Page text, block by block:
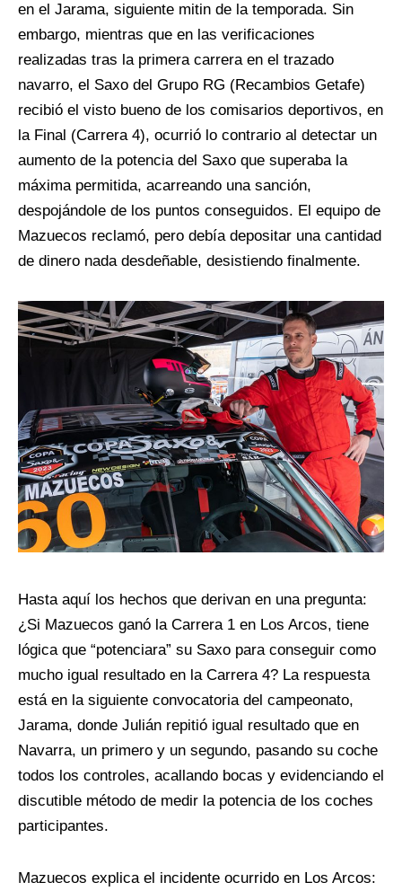
en el Jarama, siguiente mitin de la temporada. Sin
embargo, mientras que en las verificaciones
realizadas tras la primera carrera en el trazado
navarro, el Saxo del Grupo RG (Recambios Getafe)
recibió el visto bueno de los comisarios deportivos, en
la Final (Carrera 4), ocurrió lo contrario al detectar un
aumento de la potencia del Saxo que superaba la
máxima permitida, acarreando una sanción,
despojándole de los puntos conseguidos. El equipo de
Mazuecos reclamó, pero debía depositar una cantidad
de dinero nada desdeñable, desistiendo finalmente.
Hasta aquí los hechos que derivan en una pregunta:
¿Si Mazuecos ganó la Carrera 1 en Los Arcos, tiene
lógica que “potenciara” su Saxo para conseguir como
mucho igual resultado en la Carrera 4? La respuesta
está en la siguiente convocatoria del campeonato,
Jarama, donde Julián repitió igual resultado que en
Navarra, un primero y un segundo, pasando su coche
todos los controles, acallando bocas y evidenciando el
discutible método de medir la potencia de los coches
participantes.
Mazuecos explica el incidente ocurrido en Los Arcos: